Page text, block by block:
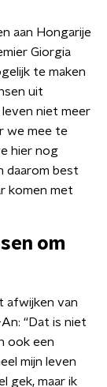
aan Hongarije
Giorgia
te maken
uit
niet meer
we mee te
hier nog
daarom best
komen met
om
afwijken van
“Dat is niet
ook een
mijn leven
gek, maar ik